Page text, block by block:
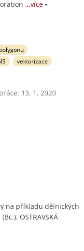
…více
vektorizace
13. 1. 2020
na příkladu dělnických
OSTRAVSKÁ